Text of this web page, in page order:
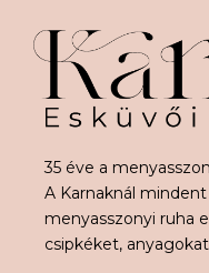
35 éve a
A Karnaknál
menyasszonyi ruha
csipkéket,